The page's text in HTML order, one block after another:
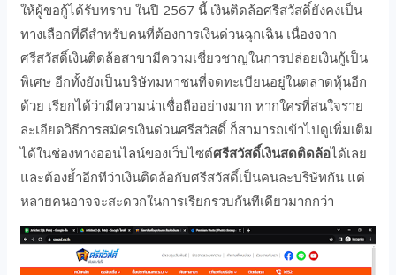
ให้ผู้ขอกู้ได้รับทราบ ในปี 2567 นี้ เงินติดล้อศรีสวัสดิ์ยังคงเป็น
ทางเลือกที่ดีสำหรับคนที่ต้องการเงินด่วนฉุกเฉิน เนื่องจาก
ศรีสวัสดิ์เงินติดล้อสาขามีความเชี่ยวชาญในการปล่อยเงินกู้เป็น
พิเศษ อีกทั้งยังเป็นบริษัทมหาชนที่จดทะเบียนอยู่ในตลาดหุ้นอีก
ด้วย เรียกได้ว่ามีความน่าเชื่อถืออย่างมาก หากใครที่สนใจราย
ละเอียดวิธีการสมัครเงินด่วนศรีสวัสดิ์ ก็สามารถเข้าไปดูเพิ่มเติม
ได้ในช่องทางออนไลน์ของเว็บไซต์ศรีสวัสดิ์เงินสดติดล้อได้เลย
และต้องย้ำอีกทีว่าเงินติดล้อกับศรีสวัสดิ์เป็นคนละบริษัทกัน แต่
หลายคนอาจจะสะดวกในการเรียกรวบกันทีเดียวมากกว่า